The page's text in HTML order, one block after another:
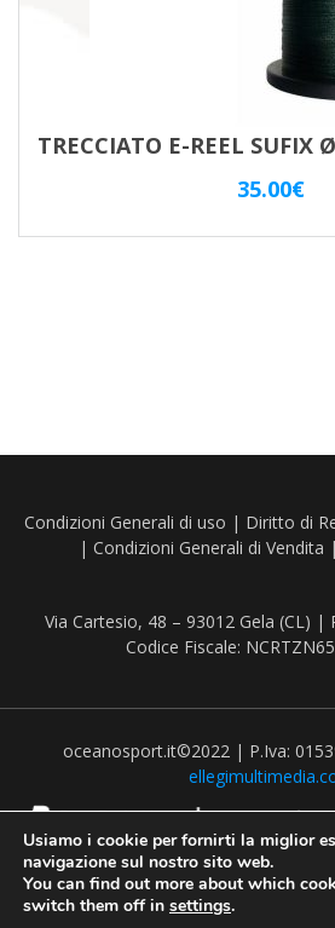
35.00€
Condizioni Generali di uso | Diritto di
| Condizioni Generali di Vendita |
Via Cartesio, 48 – 93012 Gela (CL) |
Codice Fiscale:
oceanosport.it©2022 | P.Iva:
Usiamo i cookie per fornirti la miglior
navigazione sul nostro sito web.
You can find out more about which
switch them off in settings.